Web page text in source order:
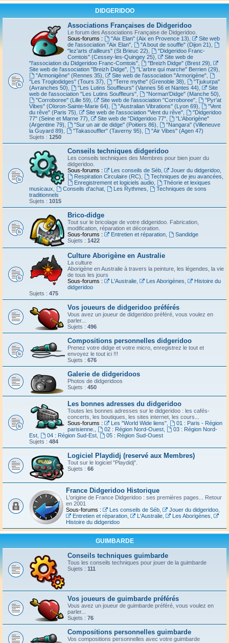
DIDGERIDOO
Associations Françaises de Didgeridoo
Le forum des Associations Française de Didgeridoo.
Sous-forums :
"Aix Elan" (Aix en Provence 13)
Site web
de l'association "Aix Elan"
"A bout de souffle" (Dijon 21)
"lez'arts d'ailleurs" (St Brieuc 22)
"Didgeridoo Franc-
Comtois" (Cessey-les-Quingey 25)
Site web de
"l'association du Didgeridoo Franc-Comtois"
"Breizh Didge" (Brest 29)
Site web de l'association "Breizh Didge"
"L'arbre qui marche" Berrien (29)
"Armonigène" (Rennes 35)
Site web de l'association "Armorigène",
"Les Troglodidges" (Tours 37)
"Terre mythe" (Grenoble 38)
"Tjukurpa"
(Avranches 50)
"Les Lutins Souffleurs" (Vannes 56 et Nantes 44)
Site
web de l'association "Les Lutins Souffleurs"
"Norman'Didge" (Manche 50)
"Corroboree" (Lille 59)
Site web de l'association "Corroboree",
"Pyr'at
Vibes" (Oloron-Sainte-Marie 64)
"Australian Vibrations" (Lyon 69)
"Vent
du rêve" (Paris 75)
Site web de l'association "Vent du rêve",
"Didgeridoo
77" (Seine et Marne 77)
Site web de "Didgeridoo 77",
"L'Aborigène"
(Argentine 79)
"Sur un air de didge" (Poitiers 86)
"Nangara" (Villeneuve
la Guyard 89)
"Takasouffler" (Taverny 95)
"Air Vibes" (Agen 47)
Sujets : 1250
Conseils techniques didgeridoo
Les conseils techniques des Membres pour bien jouer du
didgeridoo.
Sous-forums :
Les conseils de Séb, Jouer du didgeridoo,
Respiration Circulaire (RC)
Techniques de jeu avancées
Enregistrement et logiciels audio,
Théorie et lexiques
musicaux
Conseils d'achat, Les Rythmes
Techniques de sons
traditionnels
Sujets : 1015
Brico-didge
Tout sur le bricolage de votre didgeridoo. Fabrication,
modification, réparation et décoration.
Sous-forums :
Entretien et réparation,
Sandidge
Sujets : 1422
Culture Aborigène en Australie
La culture
Aborigène en Australie à travers la peinture, les légendes, la vie
de tous les jours
Sous-forums :
L'Australie, Les Aborigènes
Histoire du
didgeridoo
Sujets : 475
Vos joueurs de didgeridoo préférés
Vous avez un joueur de didgeridoo préféré, vous voulez en
parler...
Sujets : 496
Compositions personnelles didgeridoo
Prenez votre didge et votre micro, enregistrez le tout et
envoyez le tout ici !!!
Sujets : 676
Galerie de didgeridoos
Photos de didgeridoos
Sujets : 450
Les bonnes adresses du didgeridoo
Toutes les bonnes adresses sur le didgeridoo : les cafés-
concerts, les boutiques, les sites internet, les cours...
Sous-forums :
Les "World Wide liens",
01 : Paris - Région
parisienne.
02 : Région Nord-Ouest,
03 : Région Nord-
Est
04 : Région Sud-Est,
05 : Région Sud-Ouest
Sujets : 484
Logiciel Playdidj (reservé aux Membres)
Tout sur le logiciel "Playdidj".
Sujets : 66
France Didgeridoo Historique
L'origine de France Didgeridoo : ses premières pages... Retour
en 2001
Sous-forums :
Les conseils de Séb, Jouer du didgeridoo,
Entretien et réparation, L'Australie, Les Aborigènes
Histoire du didgeridoo
GUIMBARDE
Conseils techniques guimbarde
Tous les conseils techniques pour jouer de la guimbarde
Sujets : 111
Vos joueurs de guimbarde préférés
Vous avez un joueur de guimbarde préféré, vous voulez en
parler...
Sujets : 76
Compositions personnelles guimbarde
Vos compositions personnelles avec votre guimbarde